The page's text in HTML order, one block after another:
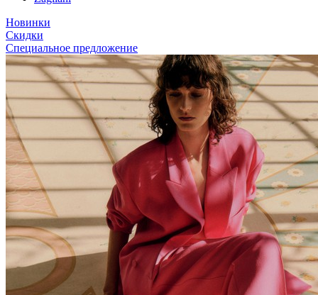
Новинки
Скидки
Специальное предложение